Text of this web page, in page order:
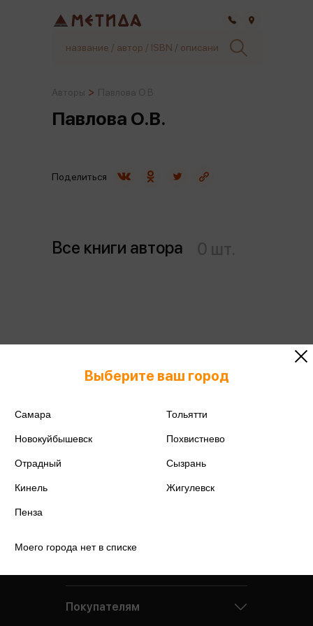
Павлова О.В.
Все книги автора
Поделиться
Подробнее о дисконтной карте
Выберите ваш город
Самара Тольятти
Новокуйбышевск Похвистнево
Отрадный Сызрань
Кинель Жигулевск
Пенза
Моего города нет в списке
Покупателям